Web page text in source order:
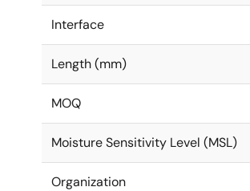
Interface
Length (mm)
MOQ
Moisture Sensitivity Level (MSL)
Organization